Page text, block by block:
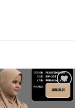
Add to
wishlist